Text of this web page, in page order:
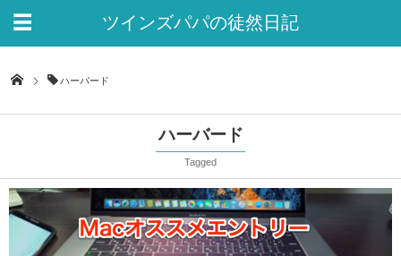
ツインズパパの徒然日記
ハーバード
ハーバード
Tagged